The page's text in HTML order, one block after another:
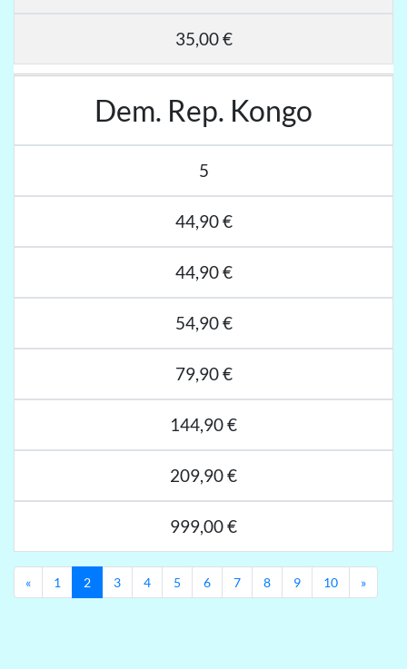
35,00 €
Dem. Rep. Kongo
5
44,90 €
44,90 €
54,90 €
79,90 €
144,90 €
209,90 €
999,00 €
«Previous
1 2 3 4 5 6 7 8 9 10 »Next